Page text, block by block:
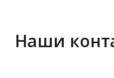
Наши